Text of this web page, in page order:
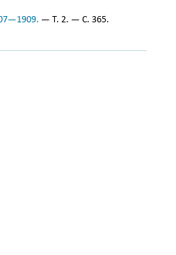
— Т. 2. — С. 365.